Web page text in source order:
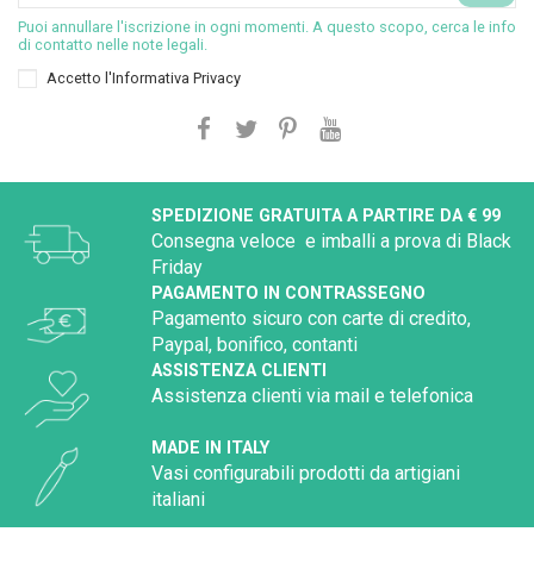
Puoi annullare l'iscrizione in ogni momenti. A questo scopo, cerca le info
di contatto nelle note legali.
Accetto l'Informativa Privacy
SPEDIZIONE GRATUITA A PARTIRE DA € 99
Consegna veloce e imballi a prova di Black
Friday
PAGAMENTO IN CONTRASSEGNO
Pagamento sicuro con carte di credito,
Paypal, bonifico, contanti
ASSISTENZA CLIENTI
Assistenza clienti via mail e telefonica
MADE IN ITALY
Vasi configurabili prodotti da artigiani
italiani